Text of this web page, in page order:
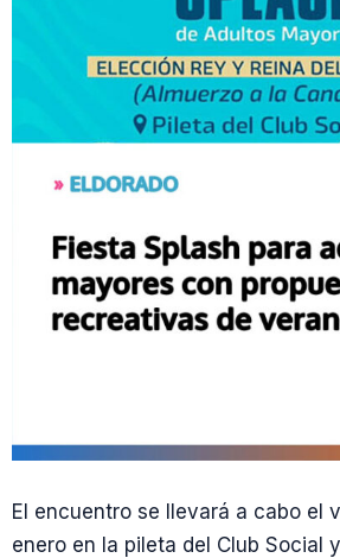
El encuentro se llevará a cabo el
enero en la pileta del Club Social